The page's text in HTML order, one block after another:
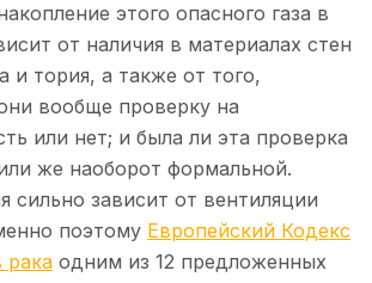
этого опасного газа в
от наличия в материалах стен
и тория, а также от того,
вообще проверку на
или нет; и была ли эта проверка
же наоборот формальной.
сильно зависит от вентиляции
поэтому Европейский Кодекс
рака одним из 12 предложенных